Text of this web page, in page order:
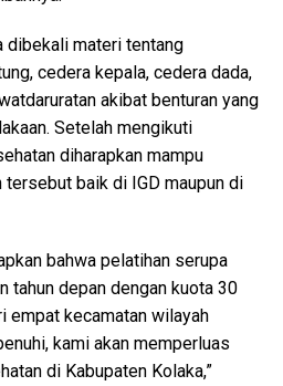
dibekali materi tentang
cedera kepala, cedera dada,
akibat benturan yang
Setelah mengikuti
diharapkan mampu
baik di IGD maupun di
bahwa pelatihan serupa
tahun depan dengan kuota 30
empat kecamatan wilayah
kami akan memperluas
di Kabupaten Kolaka,”